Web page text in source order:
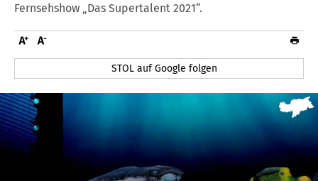
Fernsehshow „Das Supertalent 2021“.
STOL auf Google folgen